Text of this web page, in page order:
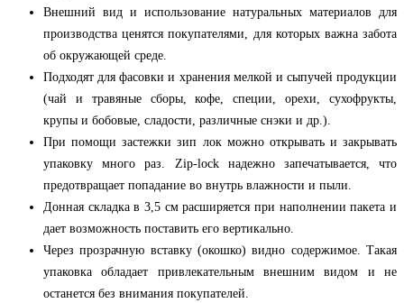
Внешний вид и использование натуральных материалов для
производства ценятся покупателями, для которых важна забота
об окружающей среде.
Подходят для фасовки и хранения мелкой и сыпучей продукции
(чай и травяные сборы, кофе, специи, орехи, сухофрукты,
крупы и бобовые, сладости, различные снэки и др.).
При помощи застежки зип лок можно открывать и закрывать
упаковку много раз. Zip-lock надежно запечатывается, что
предотвращает попадание во внутрь влажности и пыли.
Донная складка в 3,5 см расширяется при наполнении пакета и
дает возможность поставить его вертикально.
Через прозрачную вставку (окошко) видно содержимое. Такая
упаковка обладает привлекательным внешним видом и не
останется без внимания покупателей.